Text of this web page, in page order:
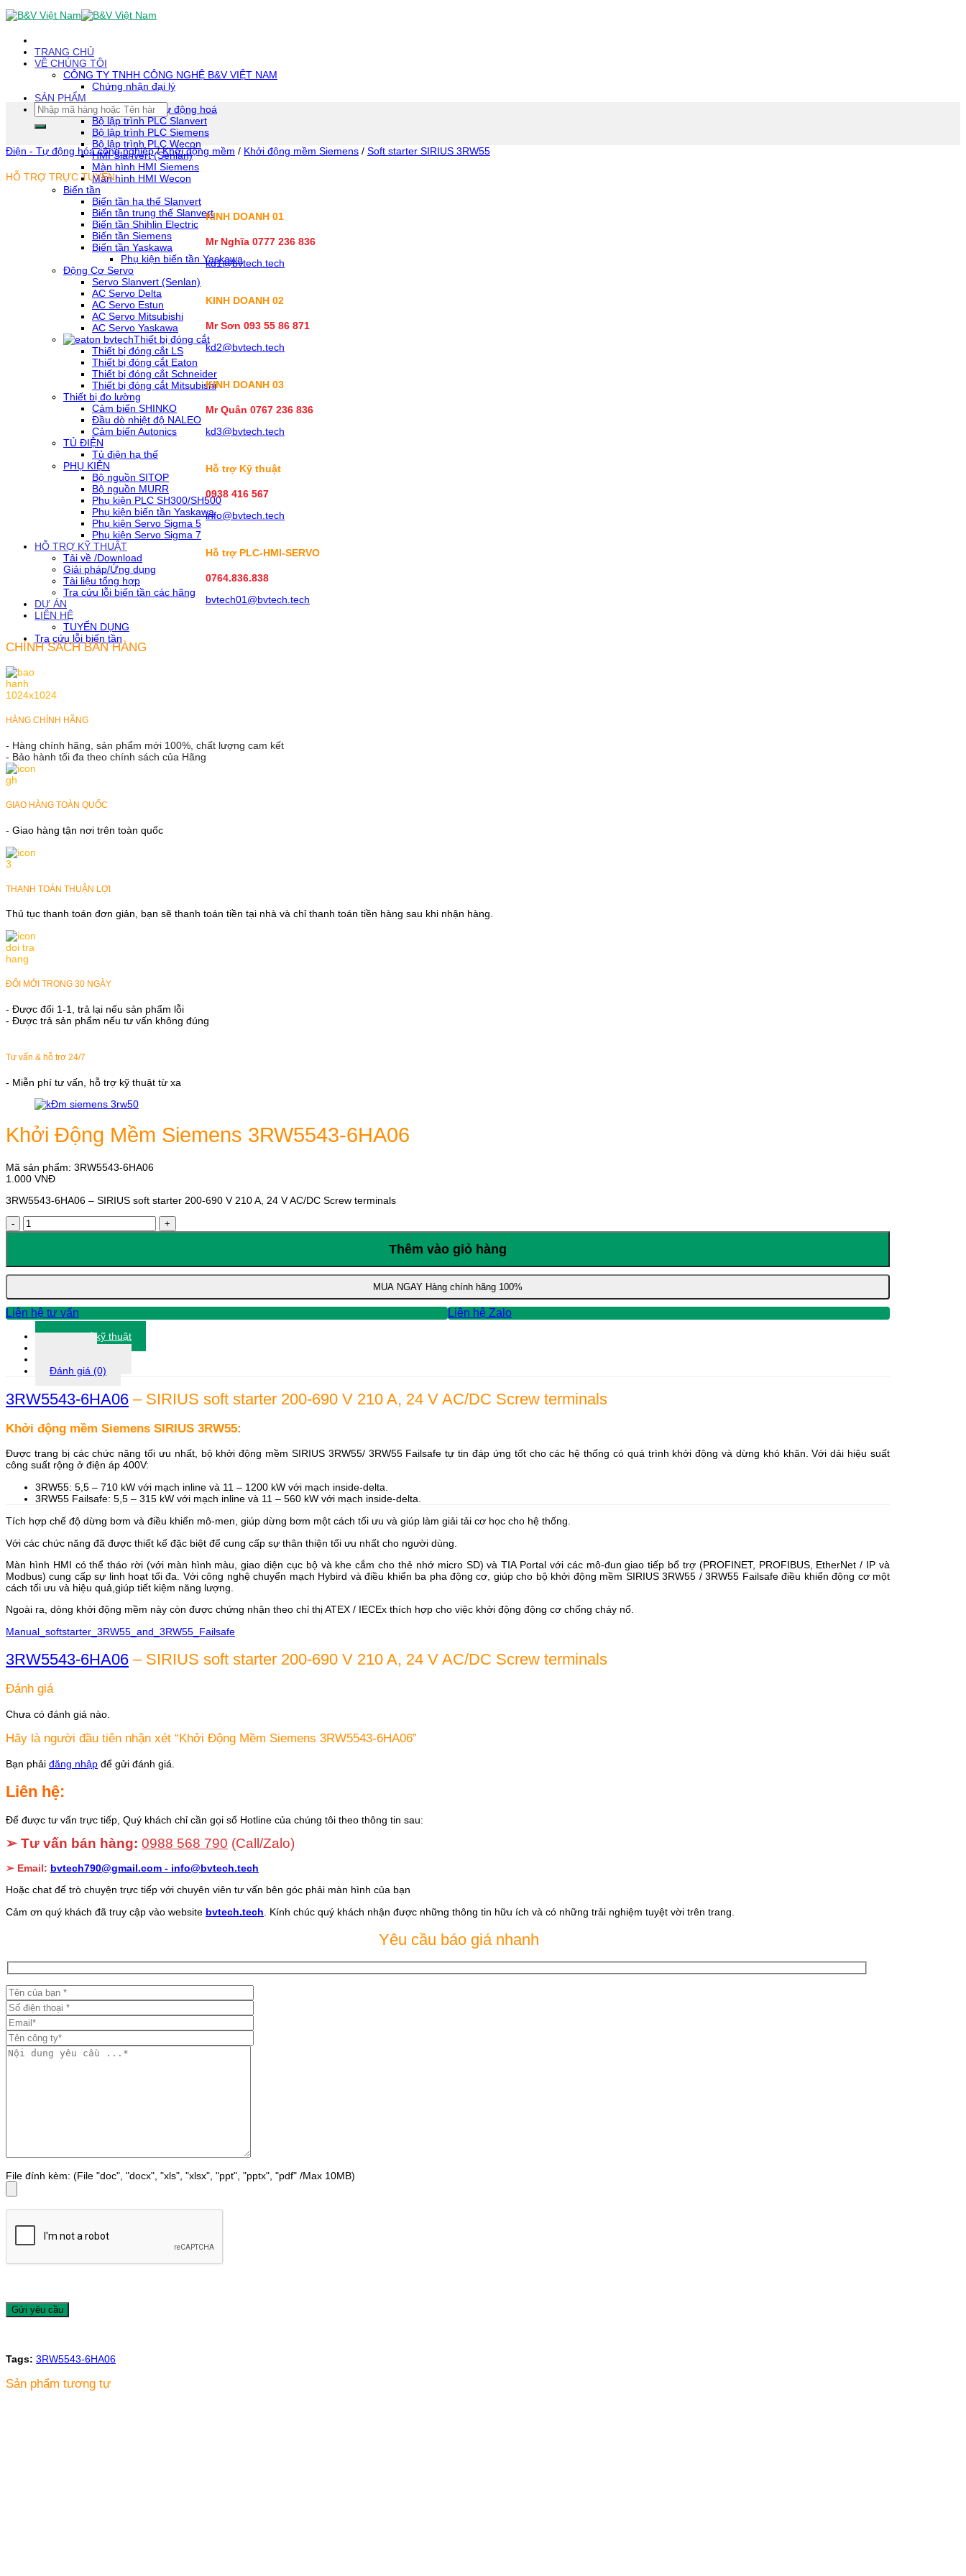
Skip
To
(tạm
dịch)
TRANG CHỦ
VỀ CHÚNG TÔI
CÔNG TY TNHH CÔNG NGHỆ B&V VIỆT NAM
Chứng nhận đại lý
SẢN PHẨM
Thiết bị tự động hoá
Bộ lập trình PLC Slanvert
Bộ lập trình PLC Siemens
Bộ lập trình PLC Wecon
HMI Slanvert (Senlan)
Màn hình HMI Siemens
Màn hình HMI Wecon
Biến tần
Biến tần hạ thế Slanvert
Biến tần trung thế Slanvert
Biến tần Shihlin Electric
Biến tần Siemens
Biến tần Yaskawa
Phụ kiện biến tần Yaskawa
Động Cơ Servo
Servo Slanvert (Senlan)
AC Servo Delta
AC Servo Estun
AC Servo Mitsubishi
AC Servo Yaskawa
Thiết bị đóng cắt
Thiết bị đóng cắt LS
Thiết bị đóng cắt Eaton
Thiết bị đóng cắt Schneider
Thiết bị đóng cắt Mitsubishi
Thiết bị đo lường
Cảm biến SHINKO
Đầu dò nhiệt độ NALEO
Cảm biến Autonics
TỦ ĐIỆN
Tủ điện hạ thế
PHỤ KIỆN
Bộ nguồn SITOP
Bộ nguồn MURR
Phụ kiện PLC SH300/SH500
Phụ kiện biến tần Yaskawa
Phụ kiện Servo Sigma 5
Phụ kiện Servo Sigma 7
HỖ TRỢ KỸ THUẬT
Tải về /Download
Giải pháp/Ứng dụng
Tài liệu tổng hợp
Tra cứu lỗi biến tần các hãng
DỰ ÁN
LIÊN HỆ
TUYỂN DỤNG
Tra cứu lỗi biến tần
Tìm
kiếm:
Điện - Tự động hóa công nghiệp / Khởi động mềm / Khởi động mềm Siemens / Soft starter SIRIUS 3RW55
HỖ TRỢ TRỰC TUYẾN
KINH DOANH 01
Mr Nghĩa 0777 236 836
kd1@bvtech.tech
KINH DOANH 02
Mr Sơn 093 55 86 871
kd2@bvtech.tech
KINH DOANH 03
Mr Quân 0767 236 836
kd3@bvtech.tech
Hỗ trợ Kỹ thuật
0938 416 567
info@bvtech.tech
Hỗ trợ PLC-HMI-SERVO
0764.836.838
bvtech01@bvtech.tech
CHÍNH SÁCH BÁN HÀNG
HÀNG CHÍNH HÃNG
- Hàng chính hãng, sản phẩm mới 100%, chất lượng cam kết
- Bảo hành tối đa theo chính sách của Hãng
GIAO HÀNG TOÀN QUỐC
- Giao hàng tận nơi trên toàn quốc
THANH TOÁN THUẬN LỢI
Thủ tục thanh toán đơn giản, bạn sẽ thanh toán tiền tại nhà và chỉ thanh toán tiền hàng sau khi nhận hàng.
ĐỔI MỚI TRONG 30 NGÀY
- Được đổi 1-1, trả lại nếu sản phẩm lỗi
- Được trả sản phẩm nếu tư vấn không đúng
Tư vấn & hỗ trợ 24/7
- Miễn phí tư vấn, hỗ trợ kỹ thuật từ xa
Khởi Động Mềm Siemens 3RW5543-6HA06
Mã sản phẩm: 3RW5543-6HA06
1.000 VNĐ
3RW5543-6HA06 – SIRIUS soft starter 200-690 V 210 A, 24 V AC/DC Screw terminals
Khởi
Động
3RW5543-
6HA06
lượng
Thêm vào giỏ hàng
MUA NGAY Hàng chính hãng 100%
Liên hệ tư vấn Liên hệ Zalo
Thông số kỹ thuật
Đánh giá (0)
3RW5543-6HA06 – SIRIUS soft starter 200-690 V 210 A, 24 V AC/DC Screw terminals
Khởi động mềm Siemens SIRIUS 3RW55:
Được trang bị các chức năng tối ưu nhất, bộ khởi động mềm SIRIUS 3RW55/ 3RW55 Failsafe tự tin đáp ứng tốt cho các hệ thống có quá trình khởi động và dừng khó khăn. Với dải hiệu suất
công suất rộng ở điện áp 400V:
3RW55: 5,5 – 710 kW với mạch inline và 11 – 1200 kW với mạch inside-delta.
3RW55 Failsafe: 5,5 – 315 kW với mạch inline và 11 – 560 kW với mạch inside-delta.
Tích hợp chế độ dừng bơm và điều khiển mô-men, giúp dừng bơm một cách tối ưu và giúp làm giải tải cơ học cho hệ thống.
Với các chức năng đã được thiết kế đặc biệt để cung cấp sự thân thiện tối ưu nhất cho người dùng.
Màn hình HMI có thể tháo rời (với màn hình màu, giao diện cục bộ và khe cắm cho thẻ nhớ micro SD) và TIA Portal với các mô-đun giao tiếp bổ trợ (PROFINET, PROFIBUS, EtherNet / IP và
Modbus) cung cấp sự linh hoạt tối đa. Với công nghệ chuyển mạch Hybird và điều khiển ba pha động cơ, giúp cho bộ khởi động mềm SIRIUS 3RW55 / 3RW55 Failsafe điều khiển động cơ một
cách tối ưu và hiệu quả,giúp tiết kiệm năng lượng.
Ngoài ra, dòng khởi động mềm này còn được chứng nhận theo chỉ thị ATEX / IECEx thích hợp cho việc khởi động động cơ chống cháy nổ.
Manual_softstarter_3RW55_and_3RW55_Failsafe
3RW5543-6HA06 – SIRIUS soft starter 200-690 V 210 A, 24 V AC/DC Screw terminals
Đánh giá
Chưa có đánh giá nào.
Hãy là người đầu tiên nhận xét “Khởi Động Mềm Siemens 3RW5543-6HA06”
Bạn phải đăng nhập để gửi đánh giá.
Liên hệ:
Để được tư vấn trực tiếp, Quý khách chỉ cần gọi số Hotline của chúng tôi theo thông tin sau:
➢ Tư vấn bán hàng: 0988 568 790 (Call/Zalo)
➢ Email: bvtech790@gmail.com - info@bvtech.tech
Hoặc chat để trò chuyện trực tiếp với chuyên viên tư vấn bên góc phải màn hình của bạn
Cảm ơn quý khách đã truy cập vào website bvtech.tech . Kính chúc quý khách nhận được những thông tin hữu ích và có những trải nghiệm tuyệt vời trên trang.
Yêu cầu báo giá nhanh
File đính kèm: (File "doc", "docx", "xls", "xlsx", "ppt", "pptx", "pdf" /Max 10MB)
Tags: 3RW5543-6HA06
Sản phẩm tương tự